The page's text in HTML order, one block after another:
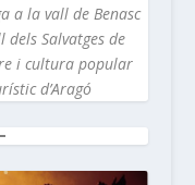
a la vall de Benasc
Salvatges de
i cultura popular
d’Aragó